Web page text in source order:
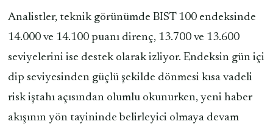
Analistler, teknik görünümde BIST 100 endeksinde
14.000 ve 14.100 puanı direnç, 13.700 ve 13.600
seviyelerini ise destek olarak izliyor. Endeksin gün içi
dip seviyesinden güçlü şekilde dönmesi kısa vadeli
risk iştahı açısından olumlu okunurken, yeni haber
akışının yön tayininde belirleyici olmaya devam